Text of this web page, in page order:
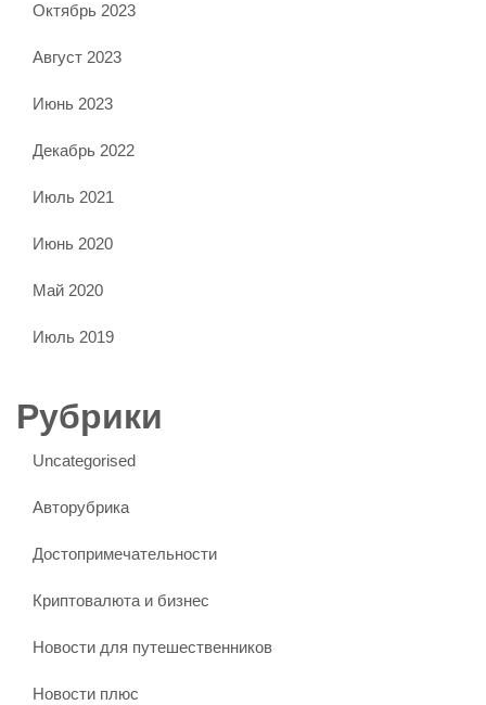
Октябрь 2023
Август 2023
Июнь 2023
Декабрь 2022
Июль 2021
Июнь 2020
Май 2020
Июль 2019
Рубрики
Uncategorised
Авторубрика
Достопримечательности
Криптовалюта и бизнес
Новости для путешественников
Новости плюс